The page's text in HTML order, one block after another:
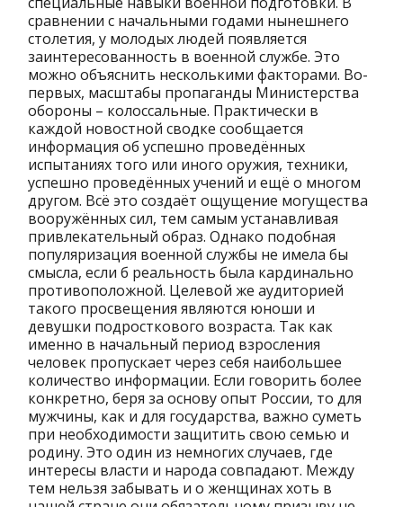
сравнении с начальными годами нынешнего
столетия, у молодых людей появляется
заинтересованность в военной службе. Это
можно объяснить несколькими факторами. Во-
первых, масштабы пропаганды Министерства
обороны – колоссальные. Практически в
каждой новостной сводке сообщается
информация об успешно проведённых
испытаниях того или иного оружия, техники,
успешно проведённых учений и ещё о многом
другом. Всё это создаёт ощущение могущества
вооружённых сил, тем самым устанавливая
привлекательный образ. Однако подобная
популяризация военной службы не имела бы
смысла, если б реальность была кардинально
противоположной. Целевой же аудиторией
такого просвещения являются юноши и
девушки подросткового возраста. Так как
именно в начальный период взросления
человек пропускает через себя наибольшее
количество информации. Если говорить более
конкретно, беря за основу опыт России, то для
мужчины, как и для государства, важно суметь
при необходимости защитить свою семью и
родину. Это один из немногих случаев, где
интересы власти и народа совпадают. Между
тем нельзя забывать и о женщинах хоть в